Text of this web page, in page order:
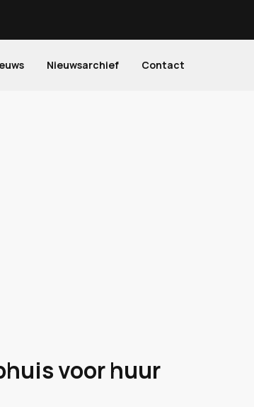
Nieuwsarchief Contact
voor huur